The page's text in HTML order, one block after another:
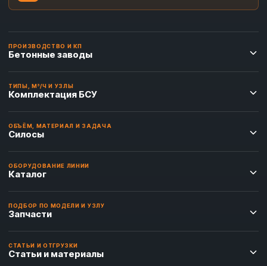
ПРОИЗВОДСТВО И КП
Бетонные заводы
ТИПЫ, М³/Ч И УЗЛЫ
Комплектация БСУ
ОБЪЁМ, МАТЕРИАЛ И ЗАДАЧА
Силосы
ОБОРУДОВАНИЕ ЛИНИИ
Каталог
ПОДБОР ПО МОДЕЛИ И УЗЛУ
Запчасти
СТАТЬИ И ОТГРУЗКИ
Статьи и материалы